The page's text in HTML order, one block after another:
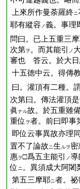
上來所作曼荼羅終ニ
耶有縱容ノ義。事理
問曰。已上五重三
次第ヲ 。而其能引 ノ
審也 答云。於大
十五徳中云。得傳
曰。灌頂有二種。
次第曰。傳法灌頂
眞ナル故。於五重雖
重位 ヲ者。前曰即事
即位云事異故亦理
置不了論故ニ生ルヲ密
惠ヲ□爲五主能引 ノ導
位 ニ。異須成大阿闍
第五三摩耶ニ者。祕